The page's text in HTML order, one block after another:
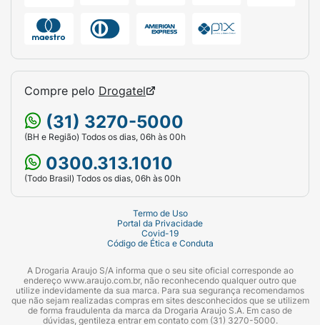
Compre pelo Drogatel
(31) 3270-5000
(BH e Região) Todos os dias, 06h às 00h
0300.313.1010
(Todo Brasil) Todos os dias, 06h às 00h
Termo de Uso
Portal da Privacidade
Covid-19
Código de Ética e Conduta
A Drogaria Araujo S/A informa que o seu site oficial corresponde ao
endereço www.araujo.com.br, não reconhecendo qualquer outro que
utilize indevidamente da sua marca. Para sua segurança recomendamos
que não sejam realizadas compras em sites desconhecidos que se utilizem
de forma fraudulenta da marca da Drogaria Araujo S.A. Em caso de
dúvidas, gentileza entrar em contato com (31) 3270-5000.